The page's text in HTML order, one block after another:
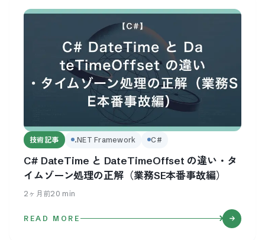
技術記事 .NET Framework C#
C# DateTime と DateTimeOffset の違い・タ
イムゾーン処理の正解（業務SE本番事故編）
2ヶ月前20 min
READ MORE